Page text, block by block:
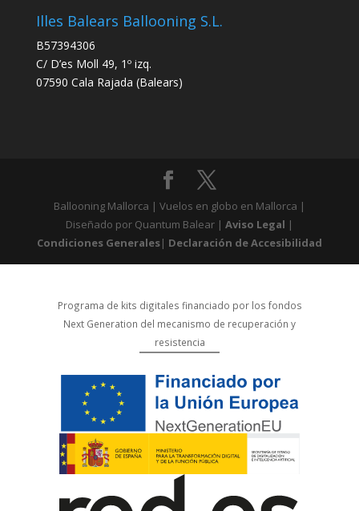
Illes Balears Ballooning S.L.
B57394306
C/ D’es Moll 49, 1º izq.
07590 Cala Rajada (Balears)
Ballooning Mallorca | Vuelos en globo en Mallorca |
Diseñado por Quantum Balear | Aviso Legal |
Condiciones Generales| Declaración de Accesibilidad
Programa de kits digitales financiado por los fondos
Next Generation del mecanismo de recuperación y
resistencia